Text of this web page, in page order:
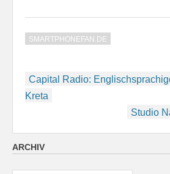
SMARTPHONEFAN.DE
Beitragsnavigation
Capital Radio:
Kreta
Studio
ARCHIV
Archiv